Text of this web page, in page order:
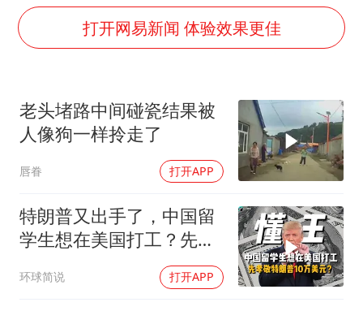
“不怕六爷挂得多 就怕六爷挂一颗”
WTT瑞典大满贯女单签表出炉
36岁男演员成景区NPC后人气爆棚
乐享全民健身 共筑健康中国
打开网易新闻 体验效果更佳
老头堵路中间碰瓷结果被
人像狗一样拎走了
唇眷 打开APP
特朗普又出手了，中国留
学生想在美国打工？先孝
敬他10万美元再说
环球简说 打开APP